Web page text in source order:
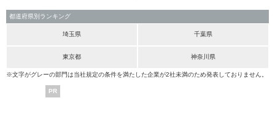
都道府県別ランキング
埼玉県 千葉県
東京都 神奈川県
※文字がグレーの部門は当社規定の条件を満たした企業が2社未満のため発表しておりません。
PR